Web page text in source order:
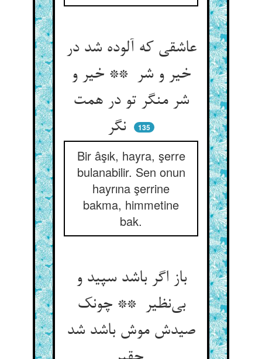
عاشقی که آلوده شد در
خیر و شر ** خیر و
شر منگر تو در همت
نگر
135
Bir âşık, hayra, şerre
bulanabilir. Sen onun
hayrına şerrine
bakma, himmetine
bak.
باز اگر باشد سپید و
بی‌نظیر ** چونک
صیدش موش باشد شد